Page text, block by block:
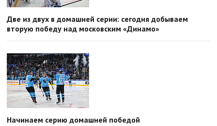
Две из двух в домашней серии: сегодня добываем
вторую победу над московским «Динамо»
Начинаем серию домашней победой